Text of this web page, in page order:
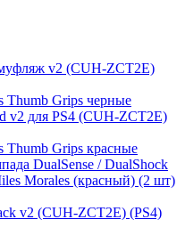
v2 (CUH-ZCT2E)
Thumb Grips черные
v2 для PS4 (CUH-ZCT2E)
Grips красные
DualSense / DualShock
Morales (красный) (2 шт)
v2 (CUH-ZCT2E) (PS4)